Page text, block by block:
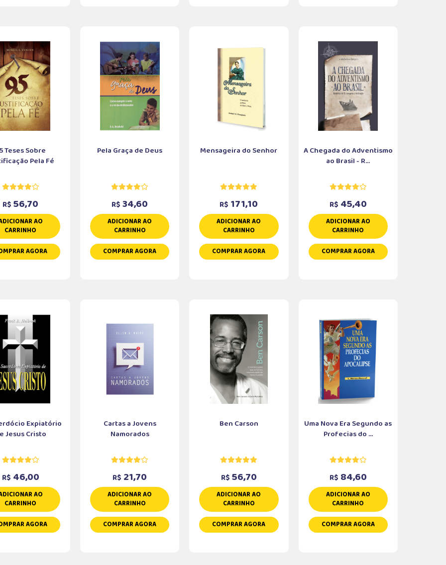
Teses Sobre
Pela Fé
R$ 56,70
AO
CARRINHO
AGORA
Pela Graça de Deus
R$ 34,60
ADICIONAR AO
CARRINHO
COMPRAR AGORA
Mensageira do Senhor
R$ 171,10
ADICIONAR AO
CARRINHO
COMPRAR AGORA
A Chegada do Adventismo
ao Brasil - R...
R$ 45,40
ADICIONAR AO
CARRINHO
COMPRAR AGORA
Expiatório
Jesus Cristo
R$ 46,00
AO
CARRINHO
AGORA
Cartas a Jovens
Namorados
R$ 21,70
ADICIONAR AO
CARRINHO
COMPRAR AGORA
Ben Carson
R$ 56,70
ADICIONAR AO
CARRINHO
COMPRAR AGORA
Uma Nova Era Segundo as
Profecias do ...
R$ 84,60
ADICIONAR AO
CARRINHO
COMPRAR AGORA